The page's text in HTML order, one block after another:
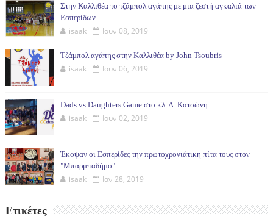
Στην Καλλιθέα το τζάμπολ αγάπης με μια ζεστή αγκαλιά των
Εσπερίδων
isaak Ιουν 08, 2019
Τζάμπολ αγάπης στην Καλλιθέα by John Tsoubris
isaak Ιουν 06, 2019
Dads vs Daughters Game στο κλ. Λ. Κατσώνη
isaak Ιουν 02, 2019
Έκοψαν οι Εσπερίδες την πρωτοχρονιάτικη πίτα τους στον
"Μπαρμπαδήμο"
isaak Ιαν 28, 2019
Ετικέτες